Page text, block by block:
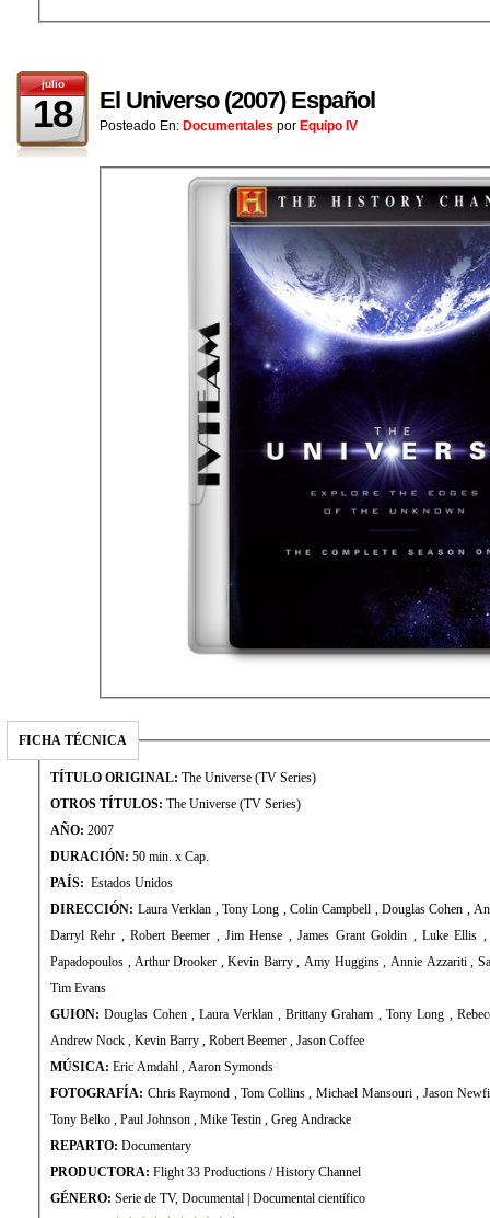
julio
18 El Universo (2007) Español
Posteado En: Documentales por Equipo IV
FICHA TÉCNICA
TÍTULO ORIGINAL: The Universe (TV Series)
OTROS TÍTULOS: The Universe (TV Series)
AÑO: 2007
DURACIÓN: 50 min. x Cap.
PAÍS: Estados Unidos
DIRECCIÓN: Laura Verklan , Tony Long , Colin Campbell , Douglas Cohen , Andrew Nock , Louis Tarantino ,
Darryl Rehr , Robert Beemer , Jim Hense , James Grant Goldin , Luke Ellis , John Greenewald Jr. , Andy
Papadopoulos , Arthur Drooker , Kevin Barry , Amy Huggins , Annie Azzariti , Savas Georgalis , Bob Melisso ,
Tim Evans
GUION: Douglas Cohen , Laura Verklan , Brittany Graham , Tony Long , Rebecca Graham , Colin Campbell ,
Andrew Nock , Kevin Barry , Robert Beemer , Jason Coffee
MÚSICA:
Eric Amdahl , Aaron Symonds
FOTOGRAFÍA: Chris Raymond , Tom Collins , Michael Mansouri , Jason Newfield , Ken Stipe , Chris Laine ,
Tony Belko , Paul Johnson , Mike Testin , Greg Andracke
REPARTO: Documentary
PRODUCTORA: Flight 33 Productions / History Channel
GÉNERO:
Serie de TV, Documental | Documental científico